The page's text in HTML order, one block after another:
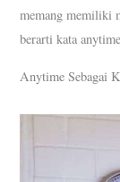
memang memiliki
berarti kata
Anytime Sebagai